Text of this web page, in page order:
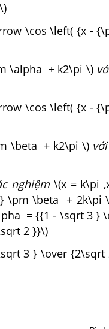
\cos \left( {x -
\alpha + k2\pi \)
\cos \left( {x -
\beta + k2\pi \)với
nghiệm \(x = k\pi
\beta + 2k\pi
= {{1 - \sqrt 3 }
2 }}\)
3 } \over